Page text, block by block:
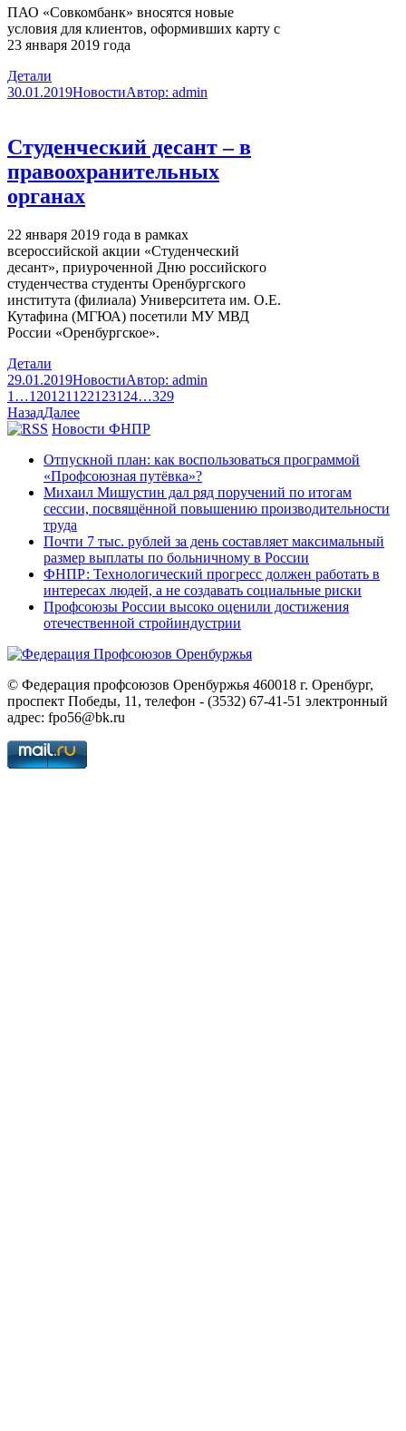
ПАО «Совкомбанк» вносятся новые
условия для клиентов, оформивших карту с
23 января 2019 года
Детали
30.01.2019НовостиАвтор: admin
Студенческий десант – в
правоохранительных
органах
22 января 2019 года в рамках
всероссийской акции «Студенческий
десант», приуроченной Дню российского
студенчества студенты Оренбургского
института (филиала) Университета им. О.Е.
Кутафина (МГЮА) посетили МУ МВД
России «Оренбургское».
Детали
29.01.2019НовостиАвтор: admin
1 …120121 122123124…329
НазадДалее
Новости ФНПР
Отпускной план: как воспользоваться программой
«Профсоюзная путёвка»?
Михаил Мишустин дал ряд поручений по итогам
сессии, посвящённой повышению производительности
труда
Почти 7 тыс. рублей за день составляет максимальный
размер выплаты по больничному в России
ФНПР: Технологический прогресс должен работать в
интересах людей, а не создавать социальные риски
Профсоюзы России высоко оценили достижения
отечественной стройиндустрии
© Федерация профсоюзов Оренбуржья 460018 г. Оренбург,
проспект Победы, 11, телефон - (3532) 67-41-51 электронный
адрес: fpo56@bk.ru